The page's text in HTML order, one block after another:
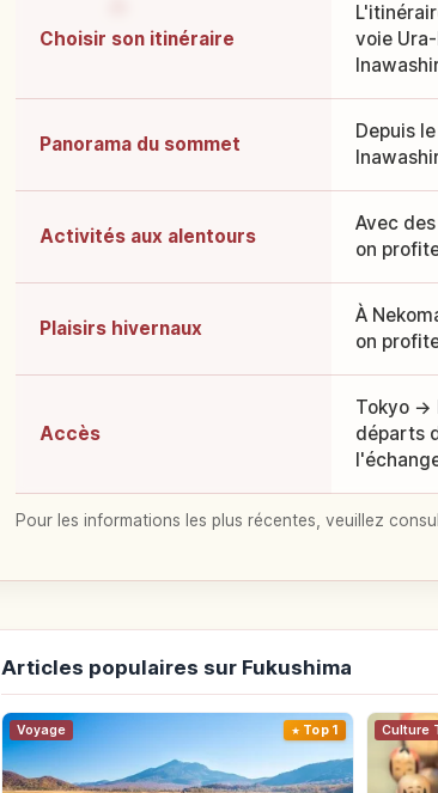
Choisir son itinéraire
voie
Panorama du sommet
Depuis
Activités aux alentours
Avec
on
Plaisirs hivernaux
À
on
Accès
Tokyo →
départs
Pour les informations les plus récentes, veuillez
Articles populaires sur Fukushima
Voyage Top 1 Culture